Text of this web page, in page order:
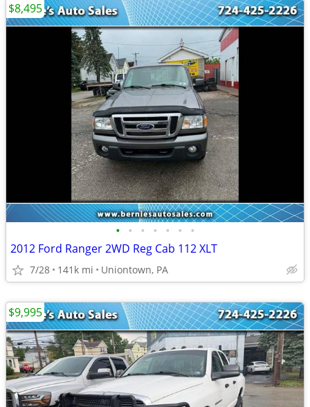
• • • • • • •
2012 Ford Ranger 2WD Reg Cab 112 XLT
7/28 141k mi Uniontown, PA
$8,495
$9,995